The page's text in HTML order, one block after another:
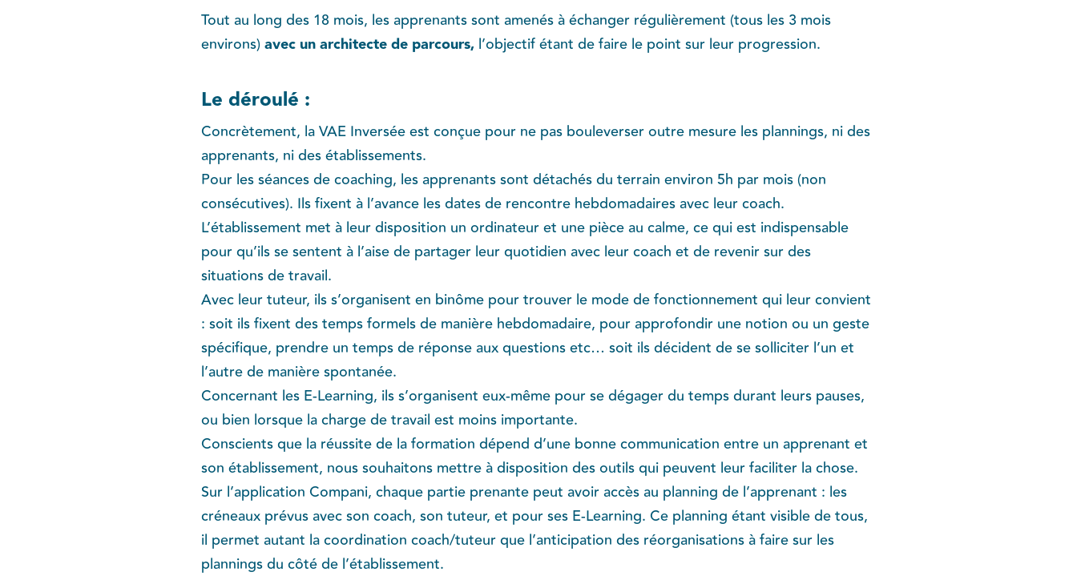
Tout au long des 18 mois, les apprenants sont amenés à échanger régulièrement (tous les 3 mois
environs)avec un architecte de parcours, l’objectif étant de faire le point sur leur progression.
Le déroulé :
Concrètement, la VAE Inversée est conçue pour ne pas bouleverser outre mesure les plannings, ni des
apprenants, ni des établissements.
Pour les séances de coaching, les apprenants sont détachés du terrain environ 5h par mois (non
consécutives). Ils fixent à l’avance les dates de rencontre hebdomadaires avec leur coach.
L’établissement met à leur disposition un ordinateur et une pièce au calme, ce qui est indispensable
pour qu’ils se sentent à l’aise de partager leur quotidien avec leur coach et de revenir sur des
situations de travail.
Avec leur tuteur, ils s’organisent en binôme pour trouver le mode de fonctionnement qui leur convient
: soit ils fixent des temps formels de manière hebdomadaire, pour approfondir une notion ou un geste
spécifique, prendre un temps de réponse aux questions etc… soit ils décident de se solliciter l’un et
l’autre de manière spontanée.
Concernant les E-Learning, ils s’organisent eux-même pour se dégager du temps durant leurs pauses,
ou bien lorsque la charge de travail est moins importante.
Conscients que la réussite de la formation dépend d’une bonne communication entre un apprenant et
son établissement, nous souhaitons mettre à disposition des outils qui peuvent leur faciliter la chose.
Sur l’application Compani, chaque partie prenante peut avoir accès au planning de l’apprenant : les
créneaux prévus avec son coach, son tuteur, et pour ses E-Learning. Ce planning étant visible de tous,
il permet autant la coordination coach/tuteur que l’anticipation des réorganisations à faire sur les
plannings du côté de l’établissement.